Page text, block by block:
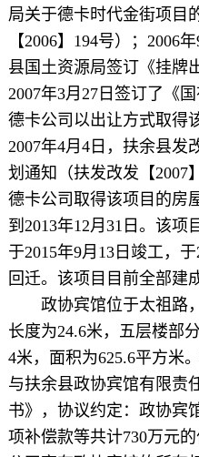
局关于德卡时代金街项目
【2006】194号）；2006
县国土资源局签订《挂牌
2007年3月27日签订了《
德卡公司以出让方式取得
2007年4月4日，扶余县发
划通知（扶发改发【2007
德卡公司取得该项目的房
到2013年12月31日。该项
于2015年9月13日竣工，
回迁。该项目目前全部建
政协宾馆位于太祖路，
长度为24.6米，五层楼部
4米，面积为625.6平方米
与扶余县政协宾馆有限责
书》，协议约定：政协宾
项补偿款等共计730万元